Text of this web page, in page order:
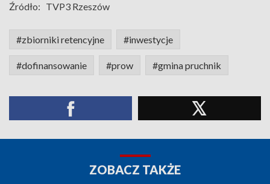
Źródło: TVP3 Rzeszów
#zbiorniki retencyjne #inwestycje
#dofinansowanie #prow #gmina pruchnik
ZOBACZ TAKŻE